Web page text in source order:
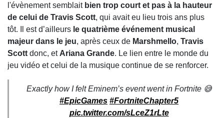
l'évènement semblait bien trop court et pas à la hauteur
de celui de Travis Scott, qui avait eu lieu trois ans plus
tôt. Il est d’ailleurs le quatrième événement musical
majeur dans le jeu, après ceux de Marshmello, Travis
Scott donc, et Ariana Grande. Le lien entre le monde du
jeu vidéo et celui de la musique continue de se renforcer.
Exactly how I felt Eminem’s event went in Fortnite 😅
#EpicGames #FortniteChapter5
pic.twitter.com/sLceZ1rLte